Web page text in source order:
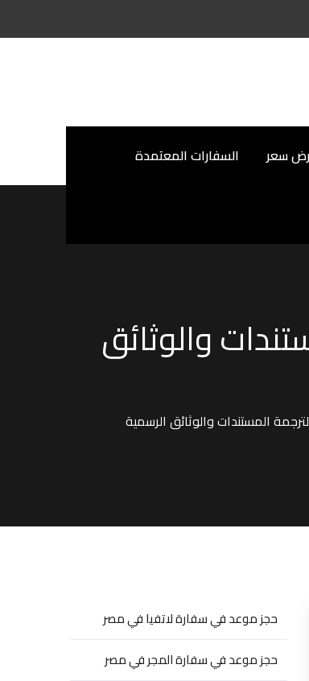
سعر السفارات المعتمدة
والوثائق
حجز موعد في سفارة لاتفيا في مصر
حجز موعد في سفارة المجر في مصر